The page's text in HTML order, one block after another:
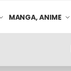
MANGA, ANIME